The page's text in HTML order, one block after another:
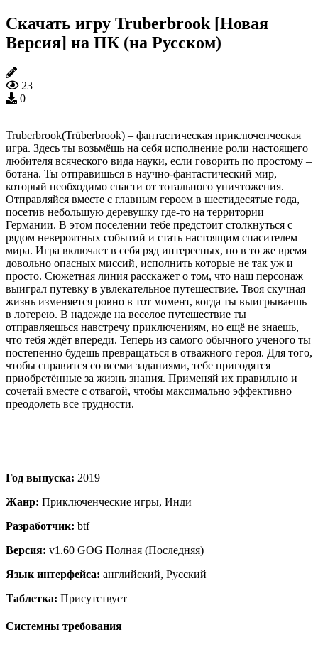
Скачать игру Truberbrook [Новая
Версия] на ПК (на Русском)
23
0
Truberbrook(Trüberbrook) – фантастическая приключенческая
игра. Здесь ты возьмёшь на себя исполнение роли настоящего
любителя всяческого вида науки, если говорить по простому –
ботана. Ты отправишься в научно-фантастический мир,
который необходимо спасти от тотального уничтожения.
Отправляйся вместе с главным героем в шестидесятые года,
посетив небольшую деревушку где-то на территории
Германии. В этом поселении тебе предстоит столкнуться с
рядом невероятных событий и стать настоящим спасителем
мира. Игра включает в себя ряд интересных, но в то же время
довольно опасных миссий, исполнить которые не так уж и
просто. Сюжетная линия расскажет о том, что наш персонаж
выиграл путевку в увлекательное путешествие. Твоя скучная
жизнь изменяется ровно в тот момент, когда ты выигрываешь
в лотерею. В надежде на веселое путешествие ты
отправляешься навстречу приключениям, но ещё не знаешь,
что тебя ждёт впереди. Теперь из самого обычного ученого ты
постепенно будешь превращаться в отважного героя. Для того,
чтобы справится со всеми заданиями, тебе пригодятся
приобретённые за жизнь знания. Применяй их правильно и
сочетай вместе с отвагой, чтобы максимально эффективно
преодолеть все трудности.
Год выпуска: 2019
Жанр: Приключенческие игры, Инди
Разработчик: btf
Версия: v1.60 GOG Полная (Последняя)
Язык интерфейса: английский, Русский
Таблетка: Присутствует
Системны требования